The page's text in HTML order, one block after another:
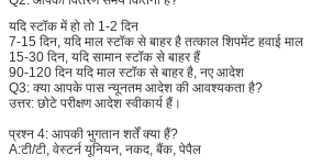
यदि स्टॉक में हो तो 1-2 दिन
7-15 दिन, यदि माल स्टॉक से बाहर है तत्काल शिपमेंट हवाई माल
15-30 दिन, यदि सामान स्टॉक से बाहर हैं
90-120 दिन यदि माल स्टॉक से बाहर है, नए आदेश
Q3: क्या आपके पास न्यूनतम आदेश की आवश्यकता है?
उत्तर: छोटे परीक्षण आदेश स्वीकार्य हैं।
प्रश्न 4: आपकी भुगतान शर्तें क्या हैं?
A:टी/टी, वेस्टर्न यूनियन, नकद, बैंक, पेपैल